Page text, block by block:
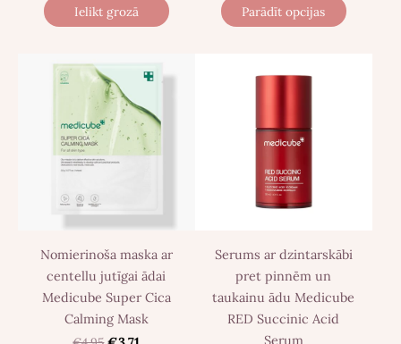
Ielikt grozā Parādīt opcijas
Nomierinoša maska ​​ar
centellu jutīgai ādai
Medicube Super Cica
Calming Mask
Serums ar dzintarskābi
pret pinnēm un
taukainu ādu Medicube
RED Succinic Acid
Serum